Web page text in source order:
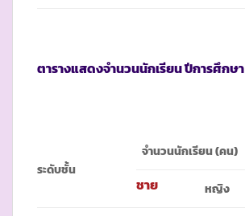
ตารางแสดงจำนวนนักเรียน ปีการศึกษา
ระดับชั้น
จำนวนนักเรียน(คน)
ชาย หญิง